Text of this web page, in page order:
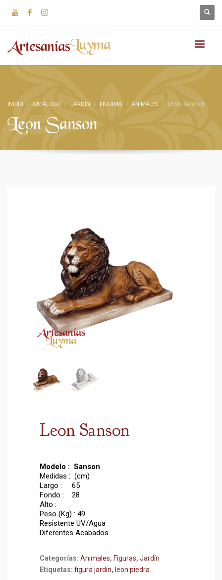
INICIO CATÁLOGO JARDÍN FIGURAS ANIMALES LEON SANSON
Leon Sanson
Leon Sanson
Modelo : Sanson
Medidas : (cm)
Largo : 65
Fondo : 28
Alto :
Peso (Kg) : 49
Resistente UV/Agua
Diferentes Acabados
Categorías: Animales, Figuras, Jardín
Etiquetas: figura jardin, leon piedra